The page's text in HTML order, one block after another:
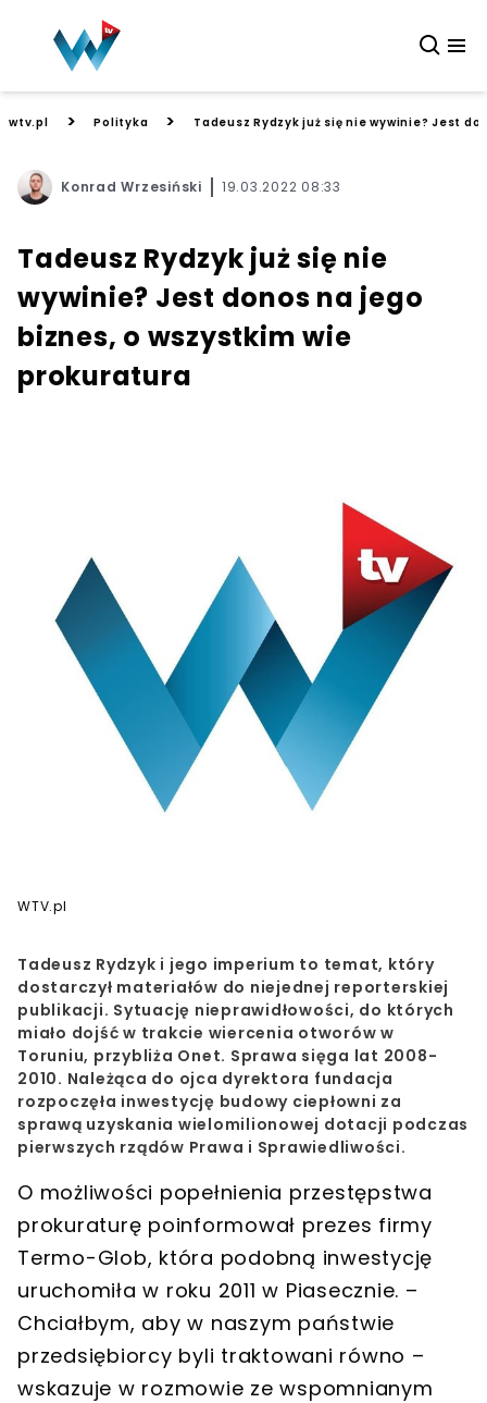
wtv.pl > Polityka > Tadeusz Rydzyk już się nie wywinie? Jest
Konrad Wrzesiński 19.03.2022 08:33
Tadeusz Rydzyk już się nie
wywinie? Jest donos na jego
biznes, o wszystkim wie
prokuratura
WTV.pl
Tadeusz Rydzyk i jego imperium to temat, który
dostarczył materiałów do niejednej reporterskiej
publikacji. Sytuację nieprawidłowości, do których
miało dojść w trakcie wiercenia otworów w
Toruniu, przybliża Onet. Sprawa sięga lat 2008-
2010. Należąca do ojca dyrektora fundacja
rozpoczęła inwestycję budowy ciepłowni za
sprawą uzyskania wielomilionowej dotacji podczas
pierwszych rządów Prawa i Sprawiedliwości.
O możliwości popełnienia przestępstwa
prokuraturę poinformował prezes firmy
Termo-Glob, która podobną inwestycję
uruchomiła w roku 2011 w Piasecznie. –
Chciałbym, aby w naszym państwie
przedsiębiorcy byli traktowani równo –
wskazuje w rozmowie ze wspomnianym